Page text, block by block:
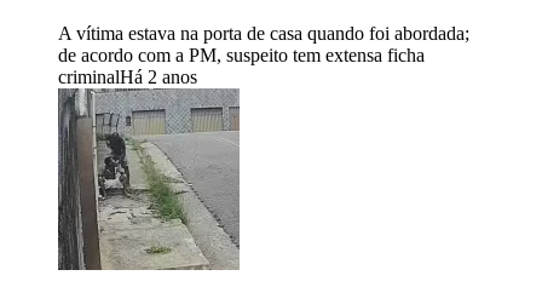
A vítima estava na porta de casa quando foi abordada;
de acordo com a PM, suspeito tem extensa ficha
criminalHá 2 anos